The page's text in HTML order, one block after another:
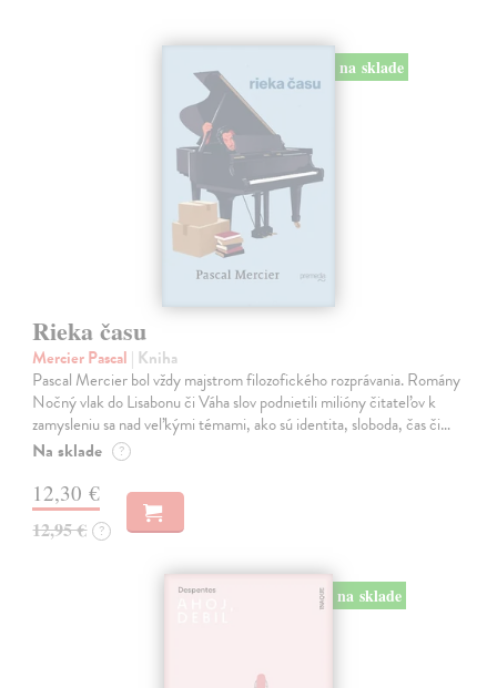
na sklade
Rieka času
Mercier Pascal | Kniha
Pascal Mercier bol vždy majstrom filozofického rozprávania. Romány
Nočný vlak do Lisabonu či Váha slov podnietili milióny čitateľov k
zamysleniu sa nad veľkými témami, ako sú identita, sloboda, čas či…
Na sklade ?
12,30 €
12,95 € ?
na sklade